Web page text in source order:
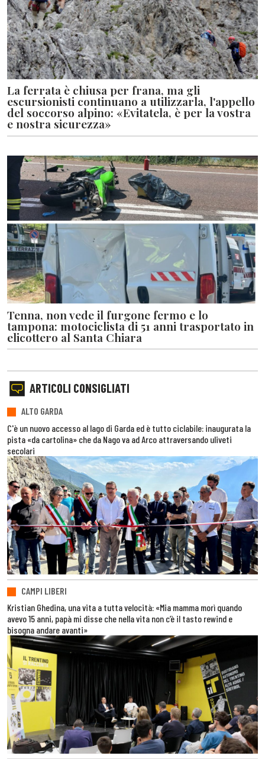
La ferrata è chiusa per frana, ma gli
escursionisti continuano a utilizzarla, l'appello
del soccorso alpino: «Evitatela, è per la vostra
e nostra sicurezza»
Tenna, non vede il furgone fermo e lo
tampona: motociclista di 51 anni trasportato in
elicottero al Santa Chiara
ARTICOLI CONSIGLIATI
ALTO GARDA
C'è un nuovo accesso al lago di Garda ed è tutto ciclabile: inaugurata la
pista «da cartolina» che da Nago va ad Arco attraversando uliveti
secolari
CAMPI LIBERI
Kristian Ghedina, una vita a tutta velocità: «Mia mamma morì quando
avevo 15 anni, papà mi disse che nella vita non c’è il tasto rewind e
bisogna andare avanti»